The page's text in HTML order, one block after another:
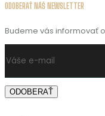
ODOBERAŤ NÁŠ NEWSLETTER
Budeme vás informovať